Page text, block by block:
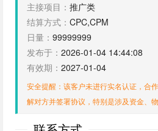
主接项目： 推广类
结算方式： CPC,CPM
日量： 99999999
发布于： 2026-01-04 14:44:08
有效期： 2027-01-04
安全提醒：该客户未进行实名认证，合
解对方并签署协议，特别是涉及资金、